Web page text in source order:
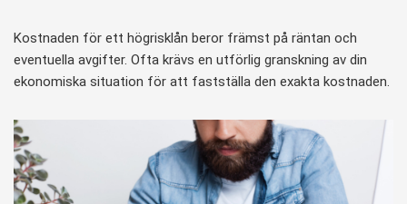
Kostnaden för ett högrisklån beror främst på räntan och
eventuella avgifter. Ofta krävs en utförlig granskning av din
ekonomiska situation för att fastställa den exakta kostnaden.